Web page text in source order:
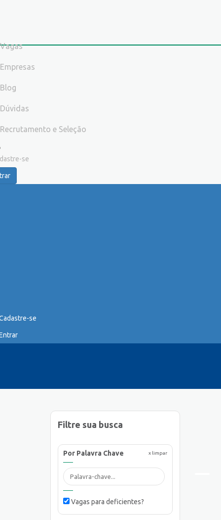
Vagas
Empresas
Blog
Dúvidas
Recrutamento e Seleção
se
se
Filtre sua busca
x limpar
Por Palavra Chave
Vagas para deficientes?